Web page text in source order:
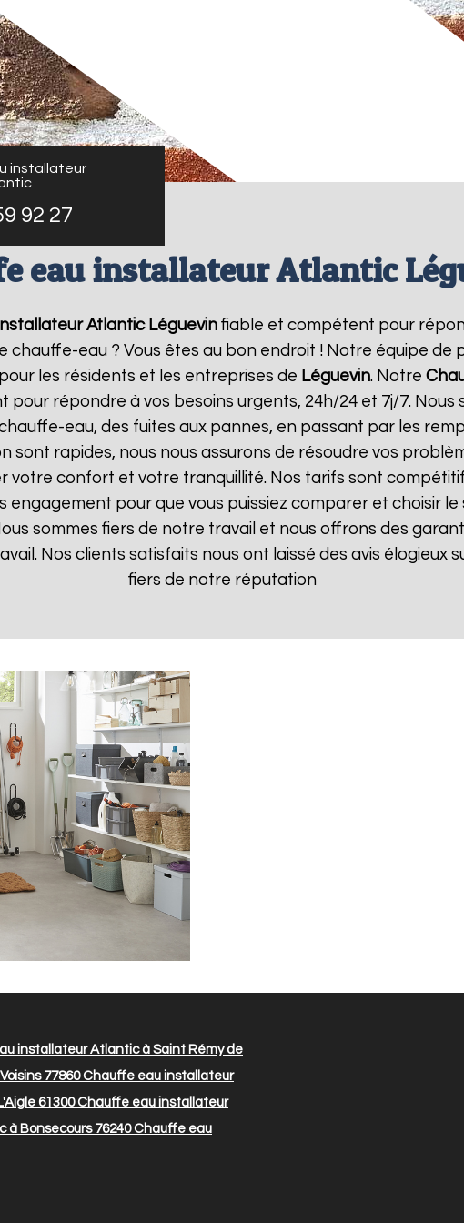
installateur
92 27
eau installateur Atlantic
Atlantic Léguevin fiable et compétent pour
chauffe-eau ? Vous êtes au bon endroit ! Notre équipe de
les résidents et les entreprises de Léguevin. Notre
pour répondre à vos besoins urgents, 24h/24 et 7j/7. Nous
eau, des fuites aux pannes, en passant par les
sont rapides, nous nous assurons de résoudre vos
votre confort et votre tranquillité. Nos tarifs sont
pour que vous puissiez comparer et choisir le
sommes fiers de notre travail et nous offrons des
Nos clients satisfaits nous ont laissé des avis élogieux
fiers de notre réputation
installateur Atlantic à Saint Rémy de
77860Chauffe eau installateur
61300Chauffe eau installateur
Bonsecours 76240Chauffe eau